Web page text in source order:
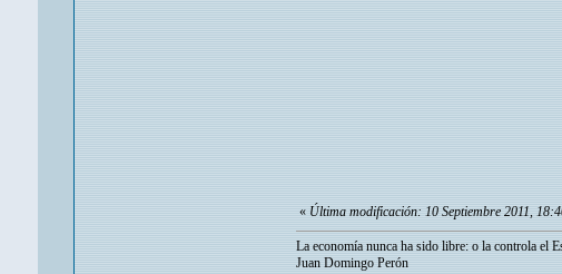
« Última modificación: 10 Septiembre 2011,
La economía nunca ha sido libre: o la controla el
Juan Domingo Perón